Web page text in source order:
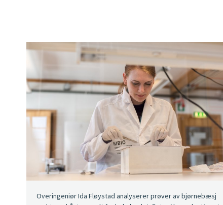
Overingeniør Ida Fløystad analyserer prøver av bjørnebæsj